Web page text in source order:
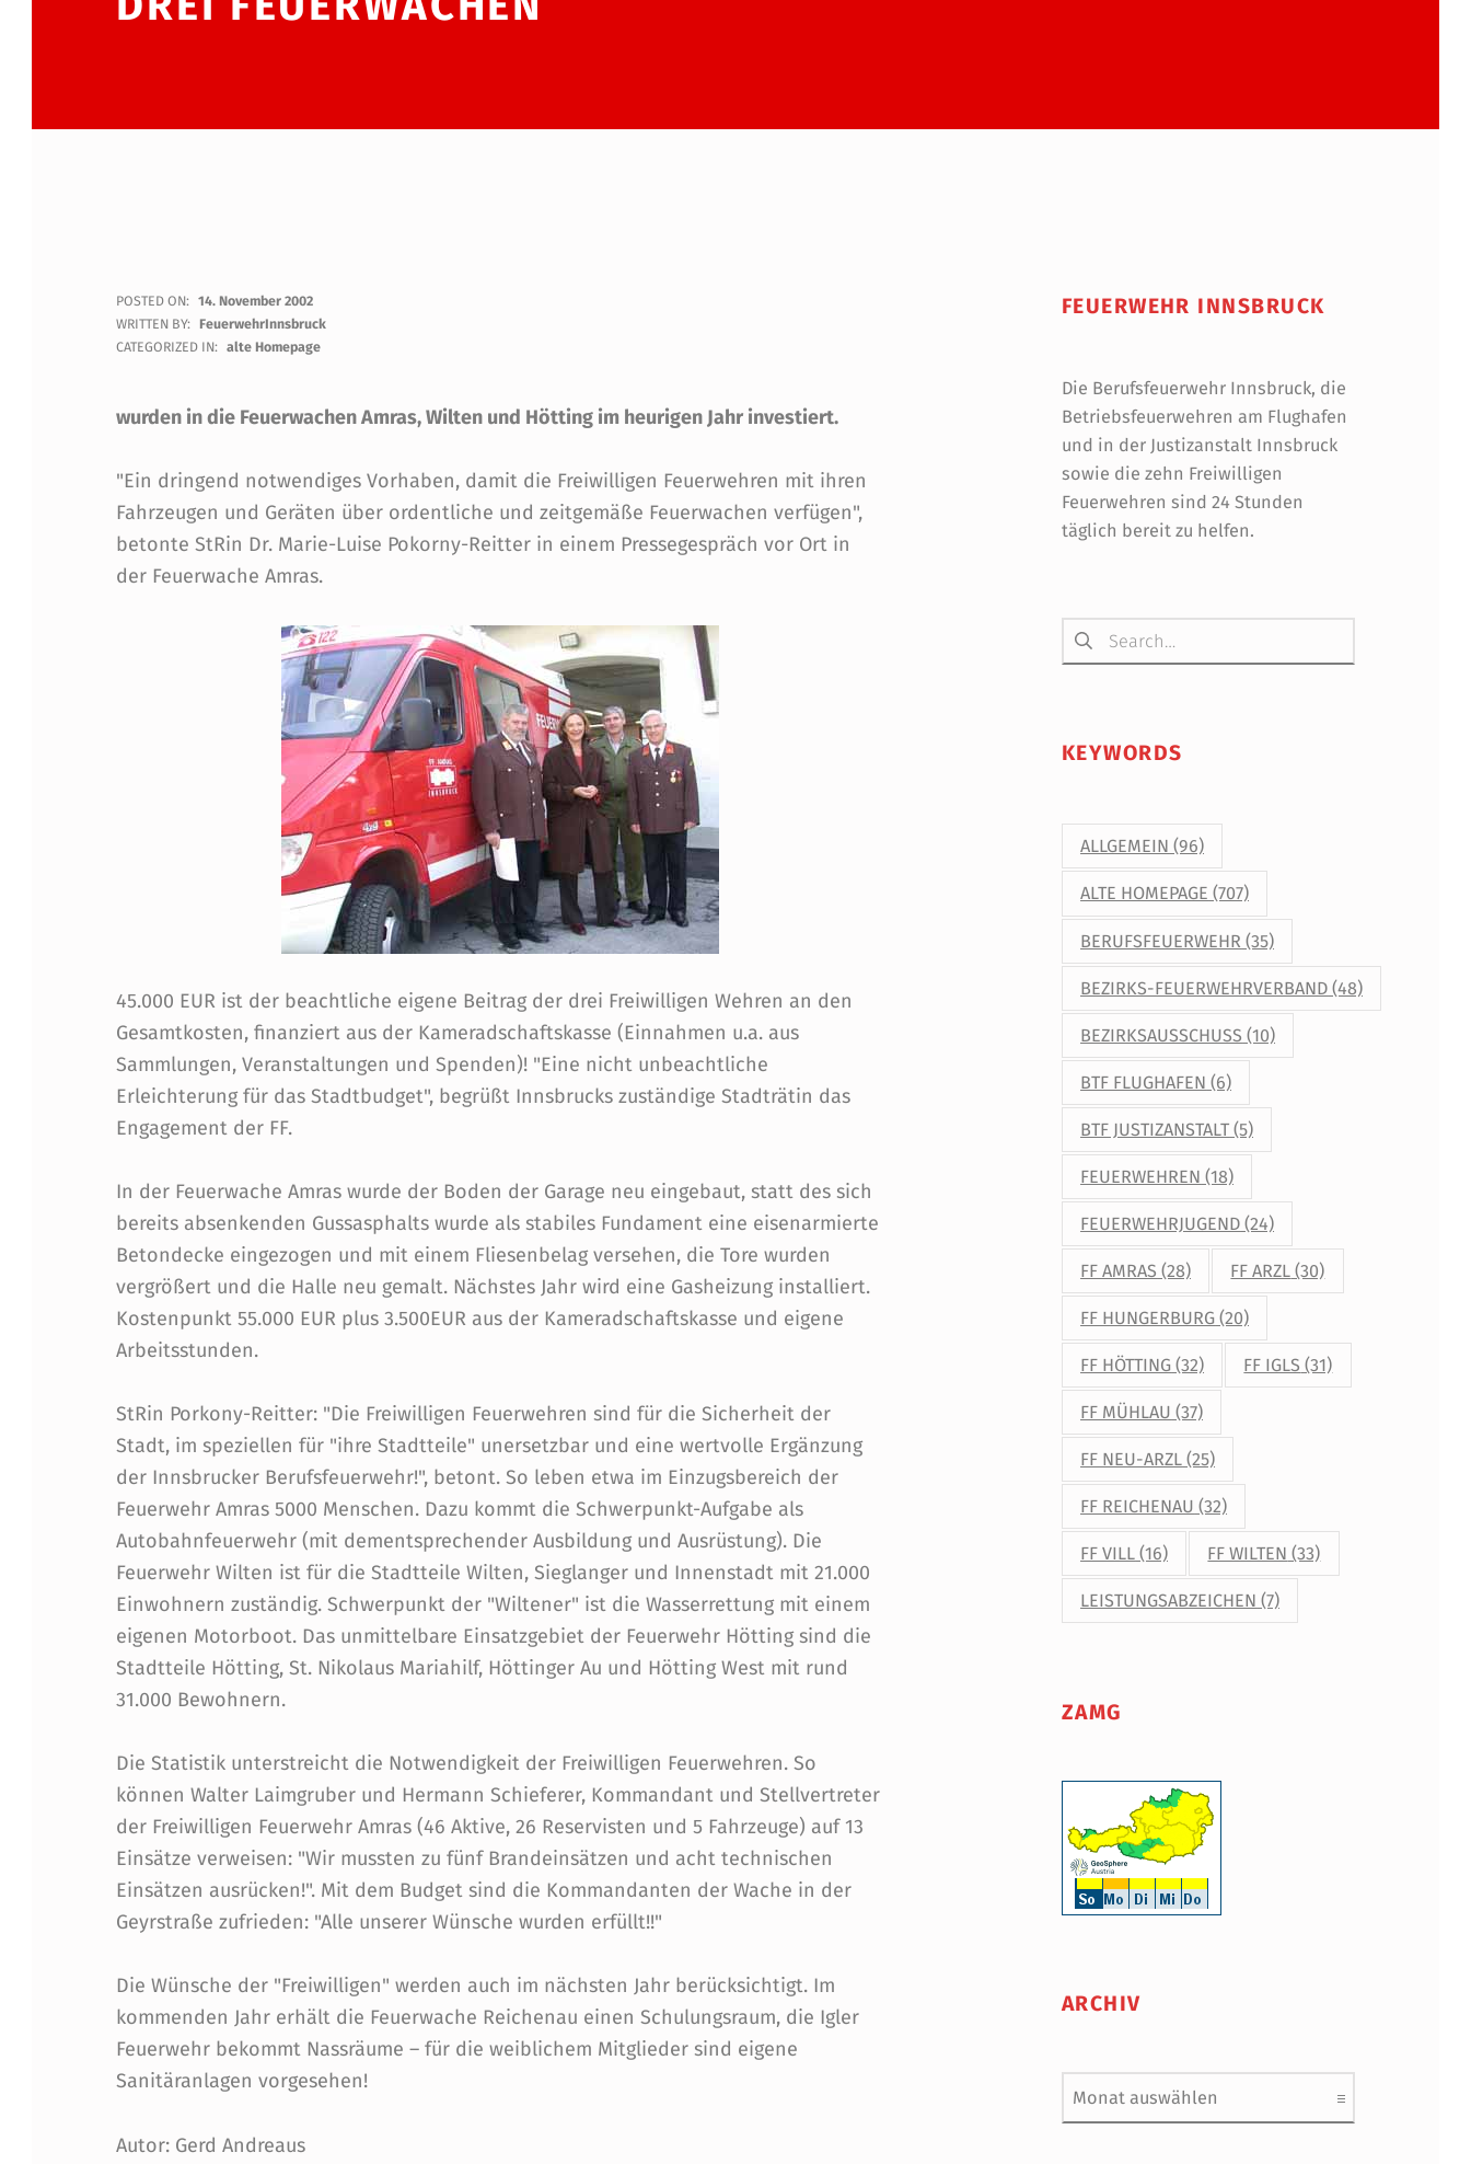
1
7
0
.
0
0
A
N
I
E
R
U
N
G
V
O
N
D
R
E
I
F
E
U
E
R
W
A
C
H
POSTED ON: 14. November 2002
WRITTEN BY: FeuerwehrInnsbruck
CATEGORIZED IN: alte Homepage
wurden in die Feuerwachen Amras, Wilten und Hötting im heurigen Jahr investiert.
"Ein dringend notwendiges Vorhaben, damit die Freiwilligen Feuerwehren mit ihren
Fahrzeugen und Geräten über ordentliche und zeitgemäße Feuerwachen verfügen",
betonte StRin Dr. Marie-Luise Pokorny-Reitter in einem Pressegespräch vor Ort in
der Feuerwache Amras.
45.000 EUR ist der beachtliche eigene Beitrag der drei Freiwilligen Wehren an den
Gesamtkosten, finanziert aus der Kameradschaftskasse (Einnahmen u.a. aus
Sammlungen, Veranstaltungen und Spenden)! "Eine nicht unbeachtliche
Erleichterung für das Stadtbudget", begrüßt Innsbrucks zuständige Stadträtin das
Engagement der FF.
In der Feuerwache Amras wurde der Boden der Garage neu eingebaut, statt des sich
bereits absenkenden Gussasphalts wurde als stabiles Fundament eine eisenarmierte
Betondecke eingezogen und mit einem Fliesenbelag versehen, die Tore wurden
vergrößert und die Halle neu gemalt. Nächstes Jahr wird eine Gasheizung installiert.
Kostenpunkt 55.000 EUR plus 3.500EUR aus der Kameradschaftskasse und eigene
Arbeitsstunden.
StRin Porkony-Reitter: "Die Freiwilligen Feuerwehren sind für die Sicherheit der
Stadt, im speziellen für "ihre Stadtteile" unersetzbar und eine wertvolle Ergänzung
der Innsbrucker Berufsfeuerwehr!", betont. So leben etwa im Einzugsbereich der
Feuerwehr Amras 5000 Menschen. Dazu kommt die Schwerpunkt-Aufgabe als
Autobahnfeuerwehr (mit dementsprechender Ausbildung und Ausrüstung). Die
Feuerwehr Wilten ist für die Stadtteile Wilten, Sieglanger und Innenstadt mit 21.000
Einwohnern zuständig. Schwerpunkt der "Wiltener" ist die Wasserrettung mit einem
eigenen Motorboot. Das unmittelbare Einsatzgebiet der Feuerwehr Hötting sind die
Stadtteile Hötting, St. Nikolaus Mariahilf, Höttinger Au und Hötting West mit rund
31.000 Bewohnern.
Die Statistik unterstreicht die Notwendigkeit der Freiwilligen Feuerwehren. So
können Walter Laimgruber und Hermann Schieferer, Kommandant und Stellvertreter
der Freiwilligen Feuerwehr Amras (46 Aktive, 26 Reservisten und 5 Fahrzeuge) auf 13
Einsätze verweisen: "Wir mussten zu fünf Brandeinsätzen und acht technischen
Einsätzen ausrücken!". Mit dem Budget sind die Kommandanten der Wache in der
Geyrstraße zufrieden: "Alle unserer Wünsche wurden erfüllt!!"
Die Wünsche der "Freiwilligen" werden auch im nächsten Jahr berücksichtigt. Im
kommenden Jahr erhält die Feuerwache Reichenau einen Schulungsraum, die Igler
Feuerwehr bekommt Nassräume – für die weiblichem Mitglieder sind eigene
Sanitäranlagen vorgesehen!
Autor: Gerd Andreaus
FEUERWEHR INNSBRUCK
Die Berufsfeuerwehr Innsbruck, die
Betriebsfeuerwehren am Flughafen
und in der Justizanstalt Innsbruck
sowie die zehn Freiwilligen
Feuerwehren sind 24 Stunden
täglich bereit zu helfen.
Suchen nach:
KEYWORDS
ALLGEMEIN (96)
ALTE HOMEPAGE (707)
BERUFSFEUERWEHR (35)
BEZIRKS-FEUERWEHRVERBAND (48)
BEZIRKSAUSSCHUSS (10)
BTF FLUGHAFEN (6)
BTF JUSTIZANSTALT (5)
FEUERWEHREN (18)
FEUERWEHRJUGEND (24)
FF AMRAS (28) FF ARZL (30)
FF HUNGERBURG (20)
FF HÖTTING (32) FF IGLS (31)
FF MÜHLAU (37)
FF NEU-ARZL (25)
FF REICHENAU (32)
FF VILL (16) FF WILTEN (33)
LEISTUNGSABZEICHEN (7)
ZAMG
ARCHIV
Archiv